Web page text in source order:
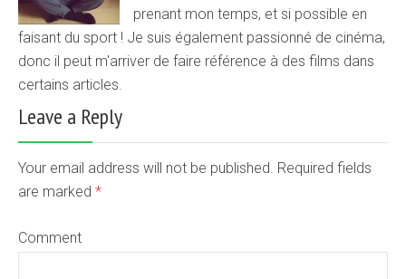
prenant mon temps, et si possible en
faisant du sport ! Je suis également passionné de cinéma,
donc il peut m'arriver de faire référence à des films dans
certains articles.
Leave a Reply
Your email address will not be published. Required fields
are marked *
Comment